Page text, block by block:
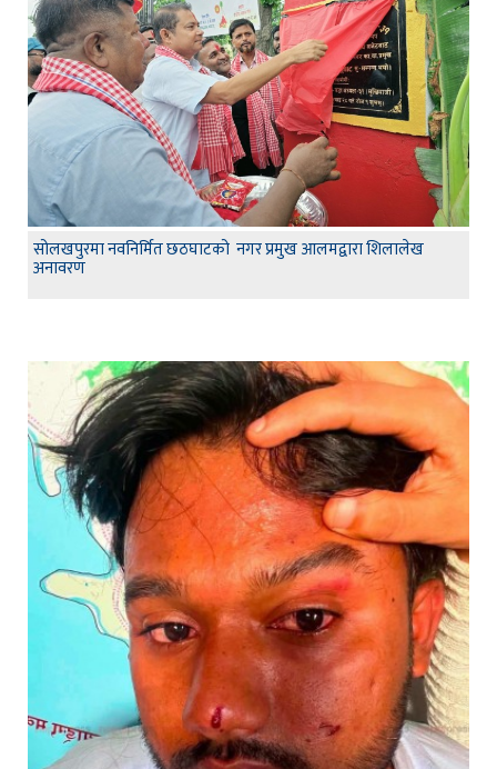
सोलखपुरमा नवनिर्मित छठघाटको नगर प्रमुख आलमद्वारा शिलालेख
अनावरण